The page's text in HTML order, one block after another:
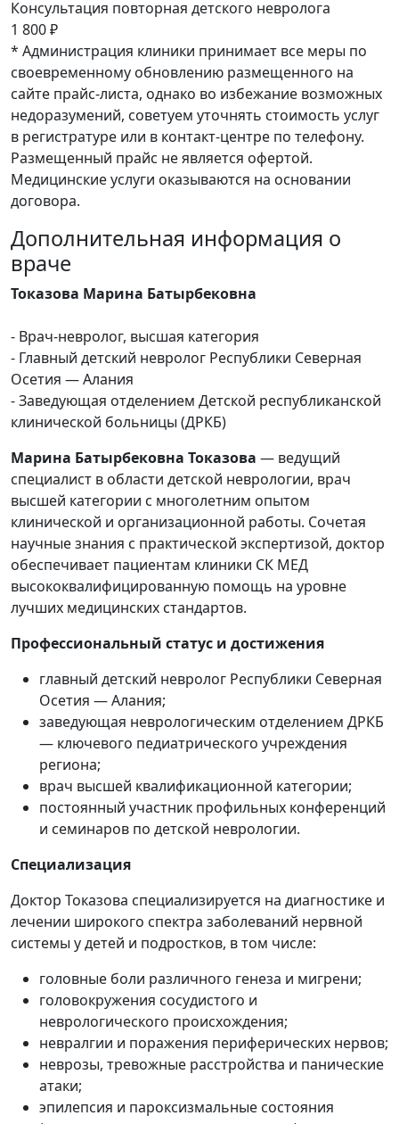
Консультация повторная детского невролога
1 800 ₽
* Администрация клиники принимает все меры по
своевременному обновлению размещенного на
сайте прайс-листа, однако во избежание возможных
недоразумений, советуем уточнять стоимость услуг
в регистратуре или в контакт-центре по телефону.
Размещенный прайс не является офертой.
Медицинские услуги оказываются на основании
договора.
Дополнительная информация о
враче
Токазова Марина Батырбековна
- Врач‑невролог, высшая категория
- Главный детский невролог Республики Северная
Осетия — Алания
- Заведующая отделением Детской республиканской
клинической больницы (ДРКБ)
Марина Батырбековна Токазова — ведущий
специалист в области детской неврологии, врач
высшей категории с многолетним опытом
клинической и организационной работы. Сочетая
научные знания с практической экспертизой, доктор
обеспечивает пациентам клиники СК МЕД
высококвалифицированную помощь на уровне
лучших медицинских стандартов.
Профессиональный статус и достижения
главный детский невролог Республики Северная
Осетия — Алания;
заведующая неврологическим отделением ДРКБ
— ключевого педиатрического учреждения
региона;
врач высшей квалификационной категории;
постоянный участник профильных конференций
и семинаров по детской неврологии.
Специализация
Доктор Токазова специализируется на диагностике и
лечении широкого спектра заболеваний нервной
системы у детей и подростков, в том числе:
головные боли различного генеза и мигрени;
головокружения сосудистого и
неврологического происхождения;
невралгии и поражения периферических нервов;
неврозы, тревожные расстройства и панические
атаки;
эпилепсия и пароксизмальные состояния